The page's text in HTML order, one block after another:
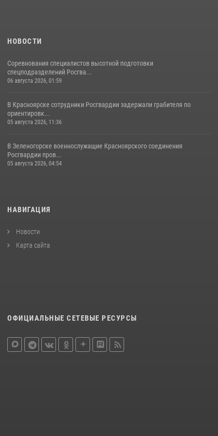
НОВОСТИ
Соревнования специалистов высотной подготовки
спецподразделений Росгва...
06 августа 2026, 01:59
В Красноярске сотрудники Росгвардии задержали грабителя по
ориентировк...
05 августа 2026, 11:36
В Зеленогорске военнослужащие Красноярского соединения
Росгвардии пров...
05 августа 2026, 04:54
НАВИГАЦИЯ
Новости
Карта сайта
ОФИЦИАЛЬНЫЕ СЕТЕВЫЕ РЕСУРСЫ